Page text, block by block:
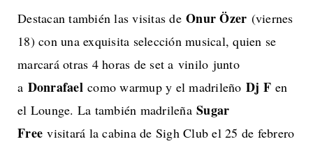
Destacan también las visitas de Onur Özer (viernes
18) con una exquisita selección musical, quien se
marcará otras 4 horas de set a vinilo junto
a Donrafaelcomo warmup y el madrileño Dj Fen
el Lounge. La también madrileña Sugar
Free visitará la cabina de Sigh Club el 25 de febrero